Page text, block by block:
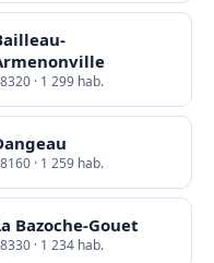
· 1 299 hab.
· 1 259 hab.
Bazoche-Gouet
· 1 234 hab.